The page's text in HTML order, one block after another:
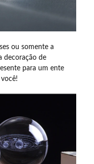
ou somente a
decoração de
para um ente